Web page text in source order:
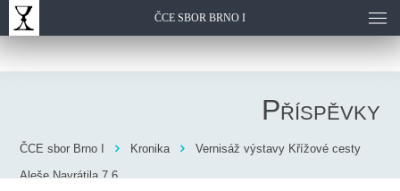
ČCE SBOR BRNO I
Příspěvky
ČCE sbor Brno I Kronika
Vernisáž výstavy Křížové cesty
Aleše Navrátila 7.6.